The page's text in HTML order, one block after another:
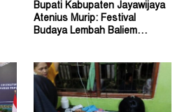
Bupati Kabupaten Jayawijaya
Atenius Murip: Festival
Budaya Lembah Baliem